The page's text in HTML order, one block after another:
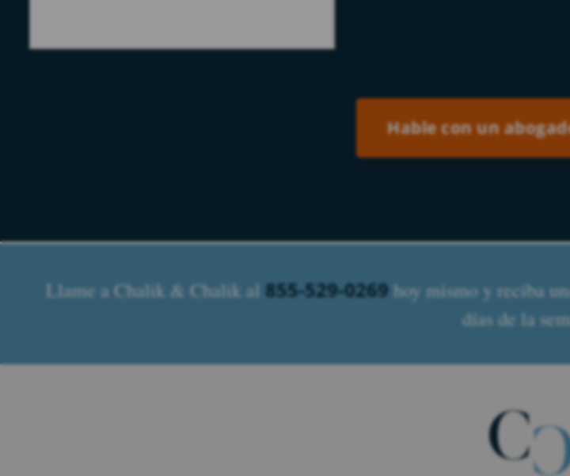
Llame a Chalik & Chalik al 855-529-0269 hoy mismo y reciba
días de la